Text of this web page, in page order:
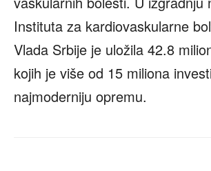
Instituta za kardiovaskularne
Vlada Srbije je uložila 42.8
kojih je više od 15 miliona
najmoderniju opremu.